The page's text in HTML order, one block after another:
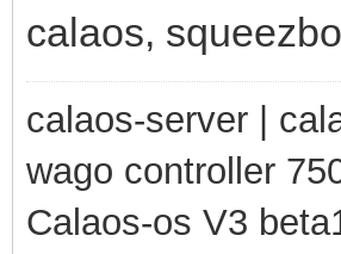
calaos,
calaos-server |
wago controller
Calaos-os V3